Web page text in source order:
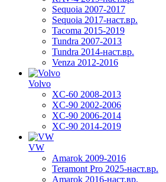
Sequoia 2007-2017
Sequoia 2017-наст.вр.
Tacoma 2015-2019
Tundra 2007-2013
Tundra 2014-наст.вр.
Venza 2012-2016
Volvo
XC-60 2008-2013
XC-90 2002-2006
XC-90 2006-2014
XC-90 2014-2019
VW
Amarok 2009-2016
Teramont Pro 2025-наст.вр.
Amarok 2016-наст.вр.